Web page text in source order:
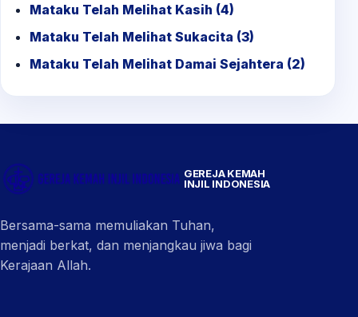
Mataku Telah Melihat Kasih (4)
Mataku Telah Melihat Sukacita (3)
Mataku Telah Melihat Damai Sejahtera (2)
GEREJA KEMAH
INJIL INDONESIA
Bersama-sama memuliakan Tuhan,
menjadi berkat, dan menjangkau jiwa bagi
Kerajaan Allah.